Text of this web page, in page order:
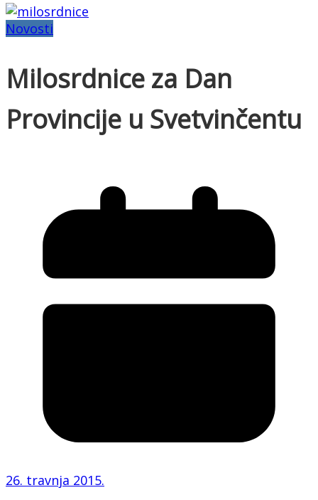
Novosti
Milosrdnice za Dan
Provincije u Svetvinčentu
26. travnja 2015.